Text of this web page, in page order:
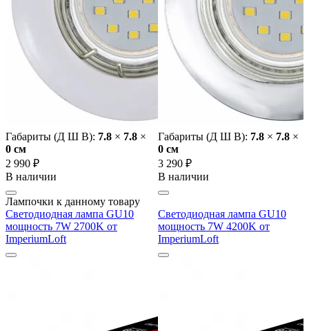
Габариты (Д Ш В): 7.8 × 7.8 ×
0 cм
2 990 ₽
В наличии
Габариты (Д Ш В): 7.8 × 7.8 ×
0 cм
3 290 ₽
В наличии
Лампочки к данному товару
Светодиодная лампа GU10
мощность 7W 2700K от
ImperiumLoft
Светодиодная лампа GU10
мощность 7W 4200K от
ImperiumLoft